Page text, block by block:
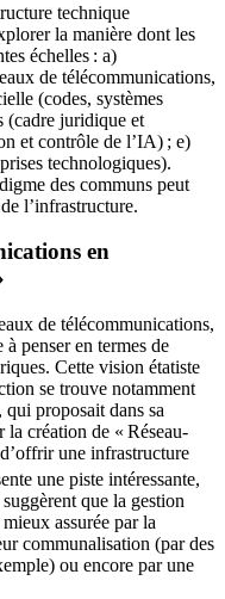
technique
la manière dont les
échelles : a)
de télécommunications,
(codes, systèmes
(cadre juridique et
et contrôle de l’IA) ; e)
technologiques).
des communs peut
l’infrastructure.
en
de télécommunications,
penser en termes de
Cette vision étatiste
se trouve notamment
proposait dans sa
la création de « Réseau-
une infrastructure
une piste intéressante,
que la gestion
assurée par la
communalisation (par des
ou encore par une